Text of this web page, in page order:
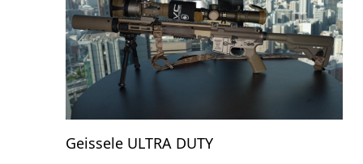
Geissele ULTRA DUTY